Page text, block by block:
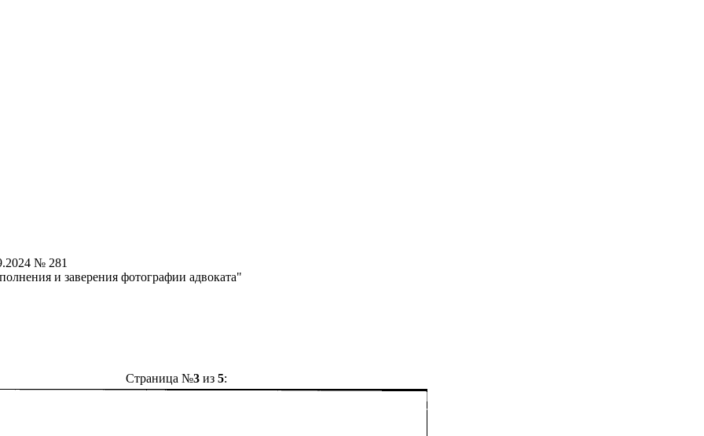
№ 281
и заверения фотографии адвоката"
Страница №3из 5: